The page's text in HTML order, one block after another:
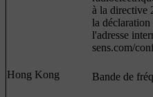
Hong Kong
à la directive
la
l'adresse
sens.com/
Bande de